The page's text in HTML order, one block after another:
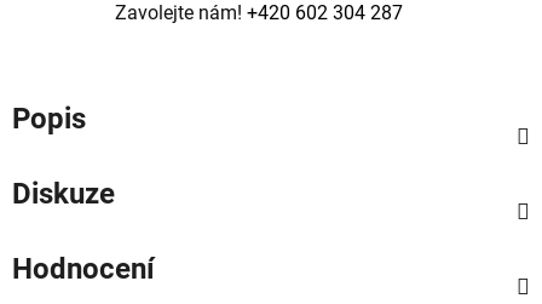
Zavolejte nám! +420 602 304 287
Popis
Diskuze
Hodnocení